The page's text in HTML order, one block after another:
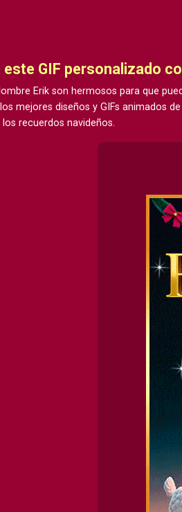
GIF personalizado
Erik son hermosos para que
mejores diseños y GIFs animados
recuerdos navideños.